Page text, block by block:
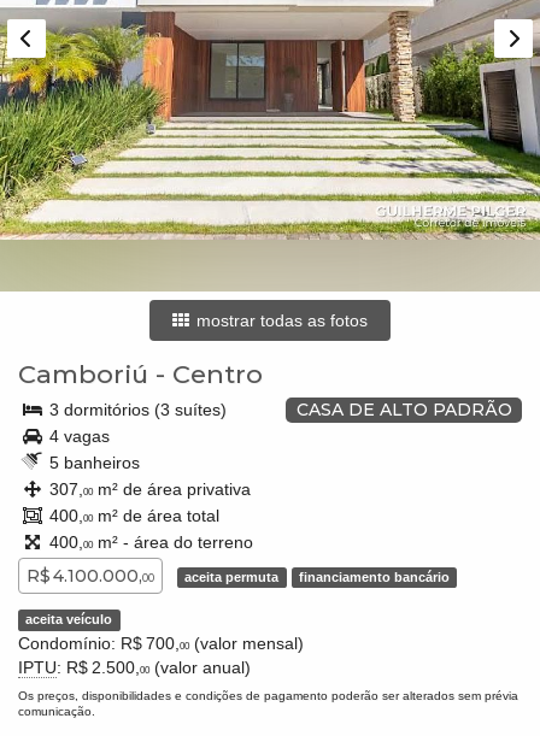
mostrar todas as fotos
Camboriú - Centro
CASA DE ALTO PADRÃO
3 dormitórios (3 suítes)
4 vagas
5 banheiros
307, 00m² de área privativa
400, 00m² de área total
400, 00m² - área do terreno
R$ 4.100.000,00 aceita permuta financiamento bancário
aceita veículo
Condomínio: R$ 700, 00 (valor mensal)
IPTU: R$ 2.500, 00 (valor anual)
Os preços, disponibilidades e condições de pagamento poderão ser alterados sem prévia
comunicação.